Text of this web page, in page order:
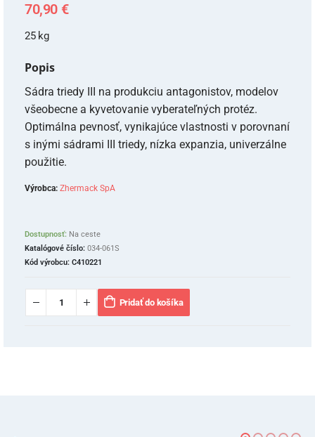
70,90 €
25 kg
Popis
Sádra triedy III na produkciu antagonistov, modelov
všeobecne a kyvetovanie vyberateľných protéz.
Optimálna pevnosť, vynikajúce vlastnosti v porovnaní
s inými sádrami III triedy, nízka expanzia, univerzálne
použitie.
Výrobca: Zhermack SpA
Dostupnosť: Na ceste
Katalógové číslo: 034-061S
Kód výrobcu: C410221
Pridať do košíka